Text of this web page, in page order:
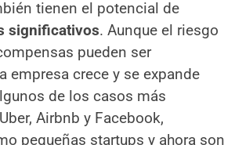
tienen el potencial de
significativos. Aunque el riesgo
pueden ser
empresa crece y se expande
de los casos más
Airbnb y Facebook,
pequeñas startups y ahora son